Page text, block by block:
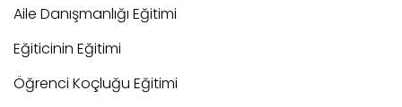
Aile Danışmanlığı Eğitimi
Eğiticinin Eğitimi
Öğrenci Koçluğu Eğitimi